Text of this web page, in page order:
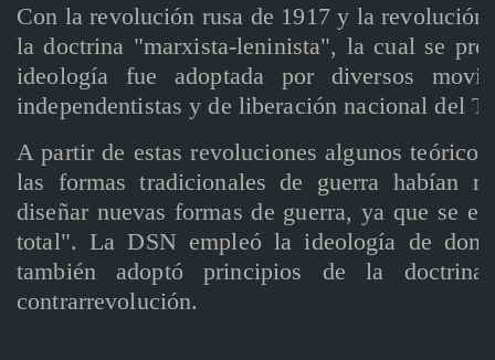
Con la revolución rusa de 1917 y la revolución
la doctrina "marxista-leninista", la cual se
ideología fue adoptada por diversos
independentistas y de liberación nacional del
A partir de estas revoluciones algunos
las formas tradicionales de guerra habían
diseñar nuevas formas de guerra, ya que se
total". La DSN empleó la ideología de
también adoptó principios de la
contrarrevolución.